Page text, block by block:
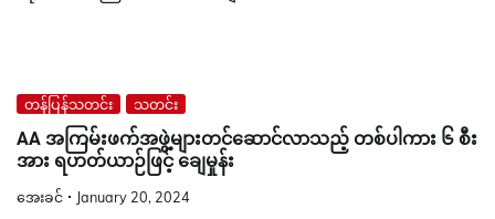
တန်ပြန်သတင်း သတင်း
AA အကြမ်းဖက်အဖွဲ့များတင်ဆောင်လာသည့် တစ်ပါကား ၆ စီး
အား ရဟတ်ယာဉ်ဖြင့် ချေမှုန်း
အေးခင် January 20, 2024